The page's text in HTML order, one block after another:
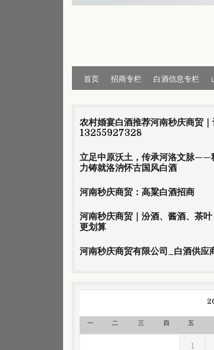
首页 招商专栏 白酒信息专栏
农村婚宴白酒推荐河南秒庆商贸｜
13255927328
立足中原沃土，传承河洛文脉——
力铸就洛汭怀古国风白酒
河南秒庆商贸：高粱白酒招商
河南秒庆商贸｜汾酒、酱酒、茶
更划算
河南秒庆商贸有限公司_白酒供应
一 二 三 四 五
1